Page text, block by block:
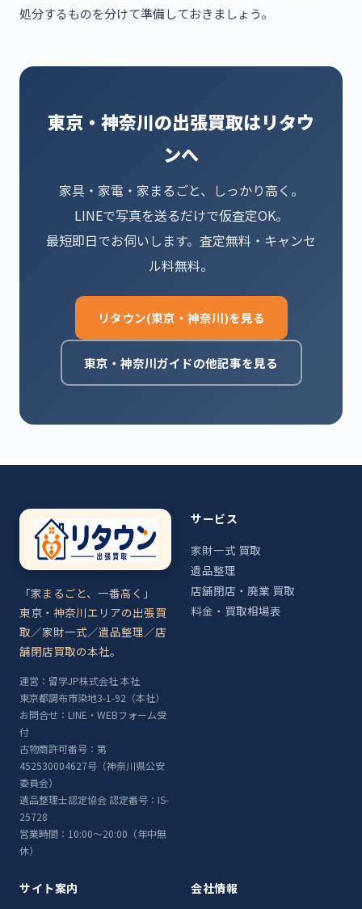
処分するものを分けて準備しておきましょう。
東京・神奈川の出張買取はリタウ
ンへ
家具・家電・家まるごと、しっかり高く。
LINEで写真を送るだけで仮査定OK。
最短即日でお伺いします。査定無料・キャンセ
ル料無料。
リタウン(東京・神奈川)を見る
東京・神奈川ガイドの他記事を見る
「家まるごと、一番高く」
東京・神奈川エリアの出張買
取／家財一式／遺品整理／店
舗閉店買取の本社。
運営：留学JP株式会社 本社
東京都調布市染地3-1-92（本社）
お問合せ：LINE・WEBフォーム受
付
古物商許可番号：第
452530004627号（神奈川県公安
委員会）
遺品整理士認定協会 認定番号：IS-
25728
営業時間：10:00〜20:00（年中無
休）
サービス
家財一式 買取
遺品整理
店舗閉店・廃業 買取
料金・買取相場表
サイト案内 会社情報